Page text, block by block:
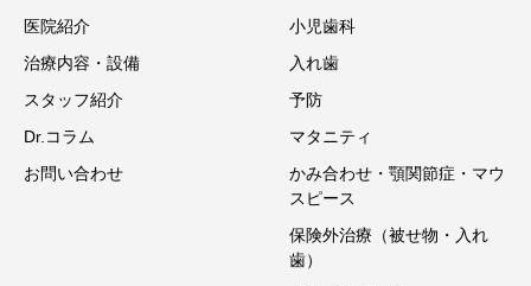
医院紹介
治療内容・設備
スタッフ紹介
Dr.コラム
お問い合わせ
小児歯科
入れ歯
予防
マタニティ
かみ合わせ・顎関節症・マウ
スピース
保険外治療（被せ物・入れ
歯）